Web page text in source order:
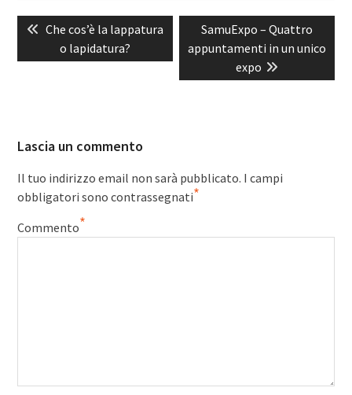
Navigazione
articoliPrevious
post:
Che cos’è la lappatura
o lapidatura?
Next
post:
SamuExpo – Quattro
appuntamenti in un unico
expo
Lascia un commento
Il tuo indirizzo email non sarà pubblicato. I campi
obbligatori sono contrassegnati*
Commento*